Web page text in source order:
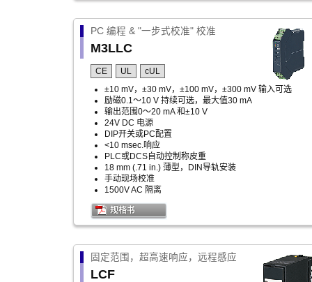
PC 编程 & "一步式校准" 校准
M3LLC
CE UL
cUL
±10 mV，±30 mV，±100 mV，±300 mV 输入可选
励磁0.1～10 V 持续可选，最大值30 mA
输出范围0～20 mA 和±10 V
24V DC 电源
DIP开关或PC配置
<10 msec.响应
PLC或DCS自动控制称皮重
18 mm (.71 in.) 薄型，DIN导轨安装
手动现场校准
1500V AC 隔离
固定范围，超高速响应，远程感应
LCF